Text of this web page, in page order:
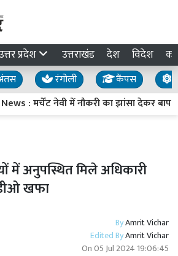
प्रदेश उत्तराखंड देश विदेश
रंगोली कैंपस
: मर्चेंट नेवी में नौकरी का झांसा देकर
में अनुपस्थित मिले अधिकारी
खफा
ByAmrit Vichar
Edited ByAmrit Vichar
On05 Jul 2024 19:06:45